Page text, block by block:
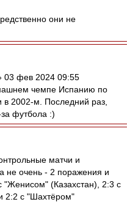
они не
03 фев 2024 09:55
чемпе Испанию по
в 2002-м. Последний раз,
за футбола :)
матчи и
не очень - 2 поражения и
"Женисом" (Казахстан), 2:3 с
2:2 с "Шахтёром"